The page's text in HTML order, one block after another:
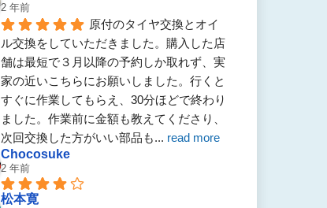
2 年前
原付のタイヤ交換とオイ
ル交換をしていただきました。購入した店
舗は最短で３月以降の予約しか取れず、実
家の近いこちらにお願いしました。行くと
すぐに作業してもらえ、30分ほどで終わり
ました。作業前に金額も教えてくださり、
次回交換した方がいい部品も... read more
Chocosuke
2 年前
松本寛